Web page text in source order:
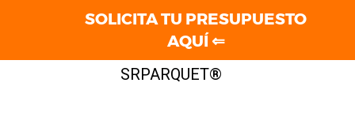
SRPARQUET®
SOLICITA TU PRESUPUESTO
AQUÍ ⇐